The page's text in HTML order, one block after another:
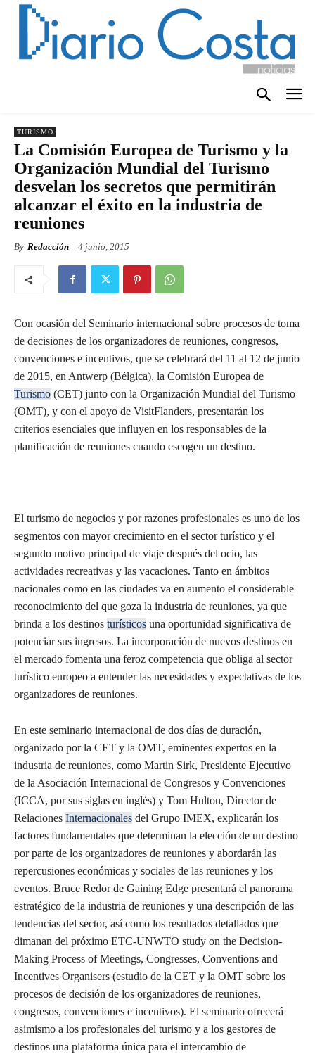
TURISMO
La Comisión Europea de Turismo y la
Organización Mundial del Turismo
desvelan los secretos que permitirán
alcanzar el éxito en la industria de
reuniones
By Redacción 4 junio, 2015
Con ocasión del Seminario internacional sobre procesos de toma
de decisiones de los organizadores de reuniones, congresos,
convenciones e incentivos, que se celebrará del 11 al 12 de junio
de 2015, en Antwerp (Bélgica), la Comisión Europea de
Turismo (CET) junto con la Organización Mundial del Turismo
(OMT), y con el apoyo de VisitFlanders, presentarán los
criterios esenciales que influyen en los responsables de la
planificación de reuniones cuando escogen un destino.
El turismo de negocios y por razones profesionales es uno de los
segmentos con mayor crecimiento en el sector turístico y el
segundo motivo principal de viaje después del ocio, las
actividades recreativas y las vacaciones. Tanto en ámbitos
nacionales como en las ciudades va en aumento el considerable
reconocimiento del que goza la industria de reuniones, ya que
brinda a los destinos turísticos una oportunidad significativa de
potenciar sus ingresos. La incorporación de nuevos destinos en
el mercado fomenta una feroz competencia que obliga al sector
turístico europeo a entender las necesidades y expectativas de los
organizadores de reuniones.
En este seminario internacional de dos días de duración,
organizado por la CET y la OMT, eminentes expertos en la
industria de reuniones, como Martin Sirk, Presidente Ejecutivo
de la Asociación Internacional de Congresos y Convenciones
(ICCA, por sus siglas en inglés) y Tom Hulton, Director de
Relaciones Internacionales del Grupo IMEX, explicarán los
factores fundamentales que determinan la elección de un destino
por parte de los organizadores de reuniones y abordarán las
repercusiones económicas y sociales de las reuniones y los
eventos. Bruce Redor de Gaining Edge presentará el panorama
estratégico de la industria de reuniones y una descripción de las
tendencias del sector, así como los resultados detallados que
dimanan del próximo ETC-UNWTO study on the Decision-
Making Process of Meetings, Congresses, Conventions and
Incentives Organisers (estudio de la CET y la OMT sobre los
procesos de decisión de los organizadores de reuniones,
congresos, convenciones e incentivos). El seminario ofrecerá
asimismo a los profesionales del turismo y a los gestores de
destinos una plataforma única para el intercambio de